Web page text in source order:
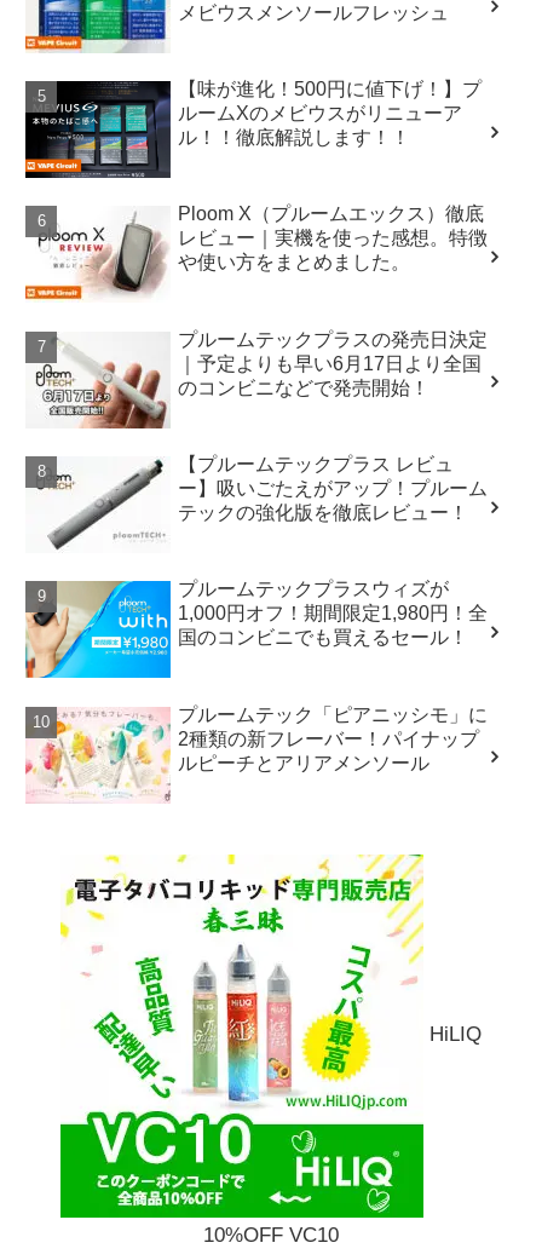
メビウスメンソールフレッシュ
【味が進化！500円に値下げ！】プ
ルームXのメビウスがリニューア
ル！！徹底解説します！！
Ploom X（プルームエックス）徹底
レビュー｜実機を使った感想。特徴
や使い方をまとめました。
プルームテックプラスの発売日決定
｜予定よりも早い6月17日より全国
のコンビニなどで発売開始！
【プルームテックプラス レビュ
ー】吸いごたえがアップ！プルーム
テックの強化版を徹底レビュー！
プルームテックプラスウィズが
1,000円オフ！期間限定1,980円！全
国のコンビニでも買えるセール！
プルームテック「ピアニッシモ」に
2種類の新フレーバー！パイナップ
ルピーチとアリアメンソール
HiLIQ
10%OFF VC10